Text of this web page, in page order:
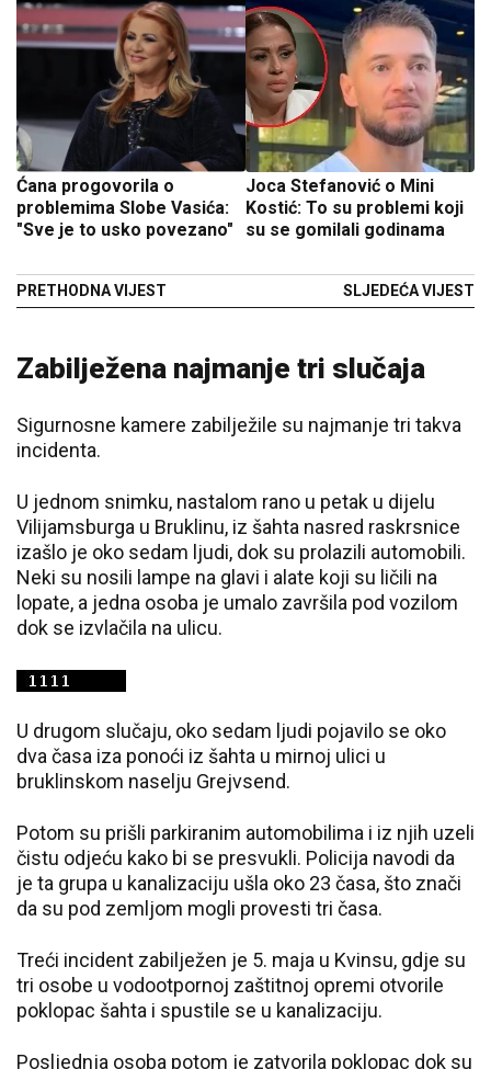
Ćana progovorila o
problemima Slobe Vasića:
"Sve je to usko povezano"
PRETHODNA VIJEST
Joca Stefanović o Mini
Kostić: To su problemi koji
su se gomilali godinama
SLJEDEĆA VIJEST
Zabilježena najmanje tri slučaja
Sigurnosne kamere zabilježile su najmanje tri takva
incidenta.
U jednom snimku, nastalom rano u petak u dijelu
Vilijamsburga u Bruklinu, iz šahta nasred raskrsnice
izašlo je oko sedam ljudi, dok su prolazili automobili.
Neki su nosili lampe na glavi i alate koji su ličili na
lopate, a jedna osoba je umalo završila pod vozilom
dok se izvlačila na ulicu.
U drugom slučaju, oko sedam ljudi pojavilo se oko
dva časa iza ponoći iz šahta u mirnoj ulici u
bruklinskom naselju Grejvsend.
Potom su prišli parkiranim automobilima i iz njih uzeli
čistu odjeću kako bi se presvukli. Policija navodi da
je ta grupa u kanalizaciju ušla oko 23 časa, što znači
da su pod zemljom mogli provesti tri časa.
Treći incident zabilježen je 5. maja u Kvinsu, gdje su
tri osobe u vodootpornoj zaštitnoj opremi otvorile
poklopac šahta i spustile se u kanalizaciju.
Posljednja osoba potom je zatvorila poklopac dok su